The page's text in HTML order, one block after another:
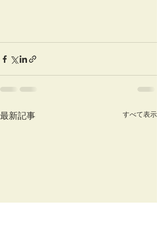
最新記事 すべて表示